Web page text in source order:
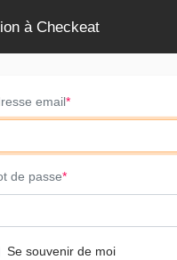
à Checkeat
email
de passe
Se souvenir de moi